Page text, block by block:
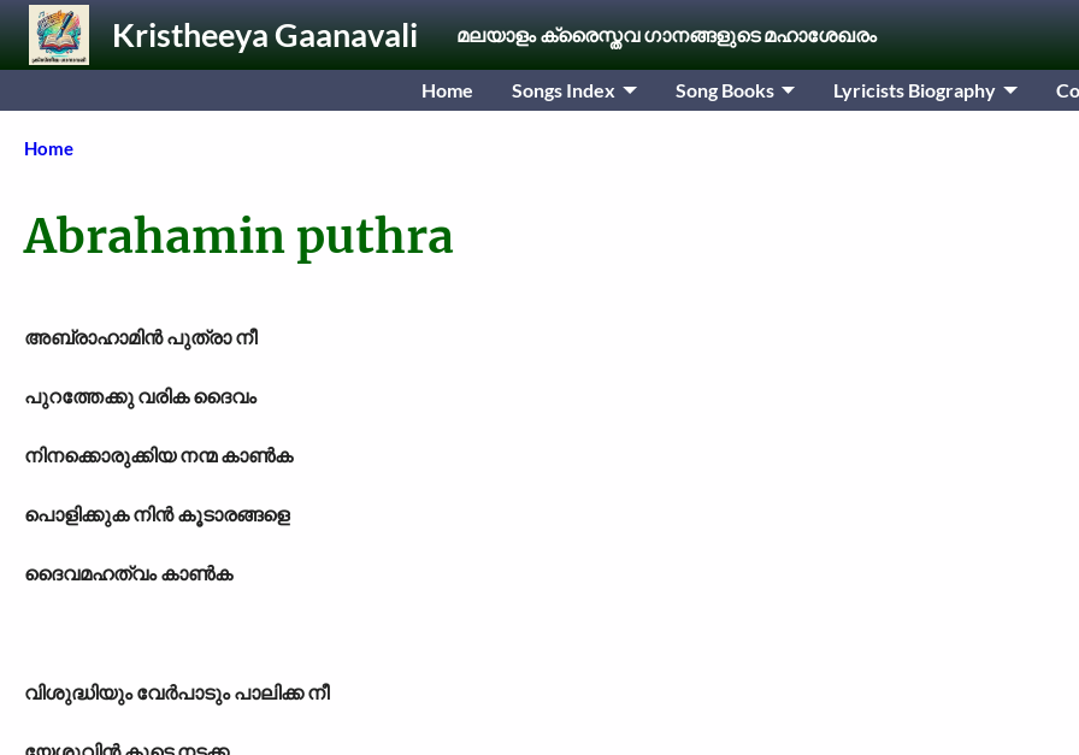
Skip to main contentKristheeya Gaanavali മലയാളം ക്രൈസ്തവ ഗാനങ്ങളുടെ മഹാശേഖരം
Home Songs Index Song Books Lyricists Biography
Breadcrumb
Home
Abrahamin puthra
അബ്രാഹാമിന്‍ പുത്രാ നീ
പുറത്തേക്കു വരിക ദൈവം
നിനക്കൊരുക്കിയ നന്മ കാണ്‍ക
പൊളിക്കുക നിന്‍ കൂടാരങ്ങളെ
ദൈവമഹത്വം കാണ്‍ക
വിശുദ്ധിയും വേര്‍പാടും പാലിക്ക നീ